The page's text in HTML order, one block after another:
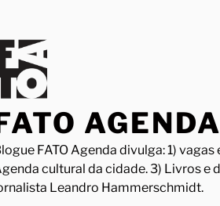
AGENDA
FATO Agenda divulga: 1)
cultural da cidade. 3) Livros e
Leandro Hammerschmidt.